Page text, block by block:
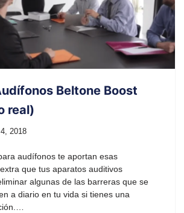
Beltone Boost
real)
2018
audífonos te aportan esas
que tus aparatos auditivos
algunas de las barreras que se
a diario en tu vida si tienes una